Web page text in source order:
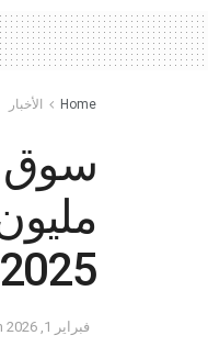
Home الأخبار
2025.
فبراير 1, 2026